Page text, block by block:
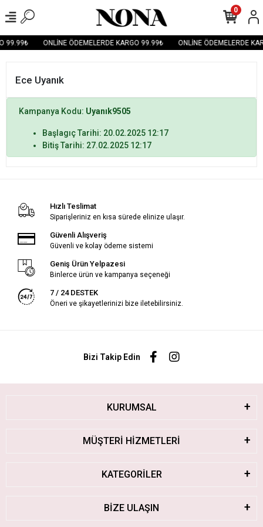
99.99₺ ONLİNE ÖDEMELERDE KARGO 99.99₺ ONLİNE ÖDEMELERDE
0
Ece Uyanık
Kampanya Kodu: Uyanık9505
Başlagıç Tarihi: 20.02.2025 12:17
Bitiş Tarihi: 27.02.2025 12:17
Hızlı Teslimat
Siparişleriniz en kısa sürede elinize ulaşır.
Güvenli Alışveriş
Güvenli ve kolay ödeme sistemi
Geniş Ürün Yelpazesi
Binlerce ürün ve kampanya seçeneği
7 / 24 DESTEK
Öneri ve şikayetlerinizi bize iletebilirsiniz.
Bizi Takip Edin
KURUMSAL
MÜŞTERİ HİZMETLERİ
KATEGORİLER
BİZE ULAŞIN